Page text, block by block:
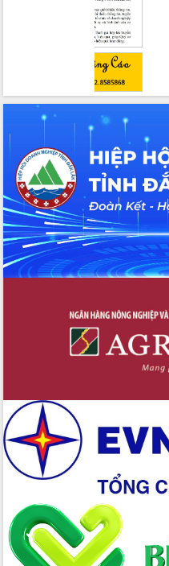
Hồ Thị Nguyên Thảo làm việc tại Trung
tâm Phục vụ hành chính công xã Ea
Xây dựng nền hành chính số đồng
hành cùng nông dân dân, doanh nghiệp
Giai đoạn 2026-2030, Đắk Lắk phấn
đấu có 77% xã đạt chuẩn nông thôn
Chuyển đổi số 'mở đường' cho nông
nghiệp Đắk Lắk tăng trưởng bứt phá
Triển khai đồng bộ đo đạc, lập hồ sơ
địa chính, hoàn thiện cơ sở dữ liệu đất
đai
Ứng dụng sinh trắc học - Bước tiến
trong hành trình chuyển đổi số tại Đắk
Lắk
Đắk Lắk đẩy mạnh nuôi biển công
nghệ, hướng tới phát triển thủy sản
Tập huấn nâng cao năng lực triển khai
cấp xã
Đắk Lắk phát động hưởng ứng Ngày
Quyền của người tiêu dùng Việt Nam
Đẩy mạnh cải cách hành chính, quyết
tâm đạt được mục tiêu tăng trưởng
hai con số trong năm 2026
Tổ chức trang trọng Lễ hội Đền thờ
Lương Văn Chánh năm 2026